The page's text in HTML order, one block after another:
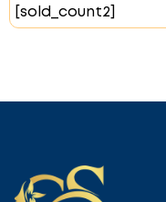
tượng hoàn
Sản phẩm
15 tuổi.
[sold_count2]